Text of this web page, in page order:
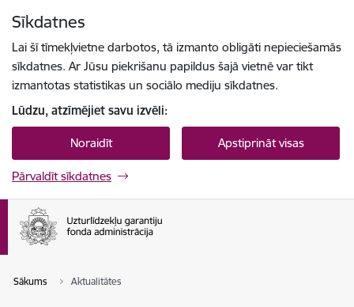
Sīkdatnes
Lai šī tīmekļvietne darbotos, tā izmanto obligāti nepieciešamās
sīkdatnes. Ar Jūsu piekrišanu papildus šajā vietnē var tikt
izmantotas statistikas un sociālo mediju sīkdatnes.
Lūdzu, atzīmējiet savu izvēli:
Noraidīt Apstiprināt visas
Pārvaldīt sīkdatnes
Sākums Aktualitātes